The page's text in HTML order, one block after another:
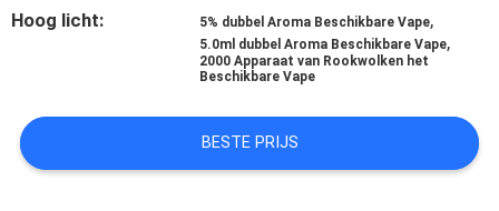
SITEMAP
POLICY
Hoog licht: 5% dubbel Aroma Beschikbare Vape,
5.0ml dubbel Aroma Beschikbare Vape,
2000 Apparaat van Rookwolken het
Beschikbare Vape
BESTE PRIJS